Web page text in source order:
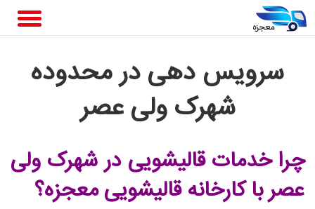
سرویس دهی در محدوده
شهرک ولی عصر
چرا خدمات قالیشویی در شهرک ولی
عصربا کارخانه قالیشویی معجزه؟